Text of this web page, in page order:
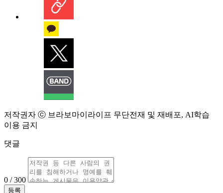
저작권자 ⓒ 브라보마이라이프 무단전재 및 재배포, AI학습
이용 금지
댓글
0 / 300